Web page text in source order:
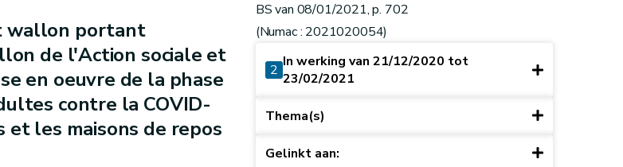
wallon portant
de l'Action sociale et
en oeuvre de la phase
contre la COVID-
et les maisons de repos
BS van 08/01/2021, p. 702
(Numac : 2021020054)
2 In werking van 21/12/2020 tot
23/02/2021
Thema(s)
Gelinkt aan: